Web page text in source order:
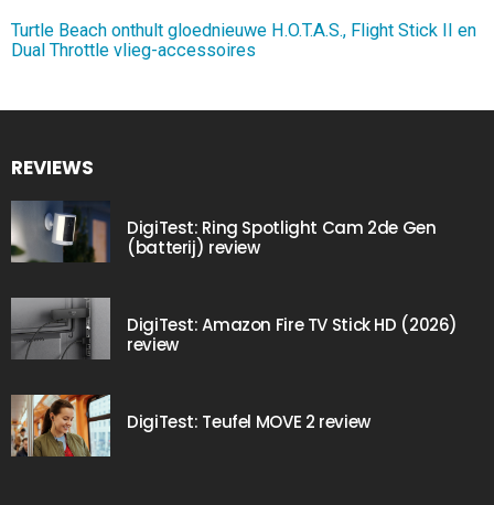
Turtle Beach onthult gloednieuwe H.O.T.A.S., Flight Stick II en
Dual Throttle vlieg-accessoires
REVIEWS
DigiTest: Ring Spotlight Cam 2de Gen
(batterij) review
DigiTest: Amazon Fire TV Stick HD (2026)
review
DigiTest: Teufel MOVE 2 review